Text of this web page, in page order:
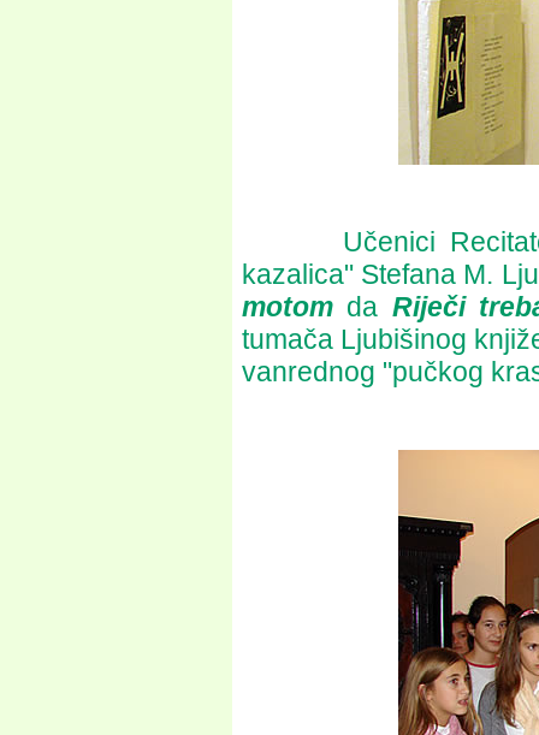
Učenici
kazalica" Stefana M.
motom da Riječi
tumača Ljubišinog
vanrednog "pučkog